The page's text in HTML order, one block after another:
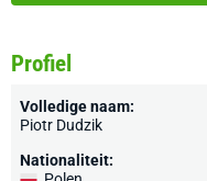
Profiel
Volledige naam:
Piotr Dudzik
Nationaliteit: